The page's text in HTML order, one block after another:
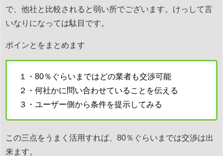
で、他社と比較されると弱い所でございます。けっして言
いなりになっては駄目です。
ポインとをまとめます
１・80％ぐらいまではどの業者も交渉可能
２・何社かに問い合わせていることを伝える
３・ユーザー側から条件を提示してみる
この三点をうまく活用すれば、80％ぐらいまでは交渉は出
来ます。